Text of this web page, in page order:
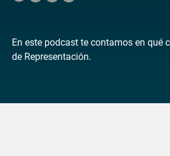
En este podcast te contamos en qué
de Representación.